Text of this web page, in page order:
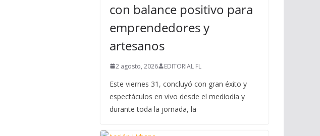
con balance positivo para
emprendedores y
artesanos
2 agosto, 2026 EDITORIAL FL
Este viernes 31, concluyó con gran éxito y
espectáculos en vivo desde el mediodía y
durante toda la jornada, la